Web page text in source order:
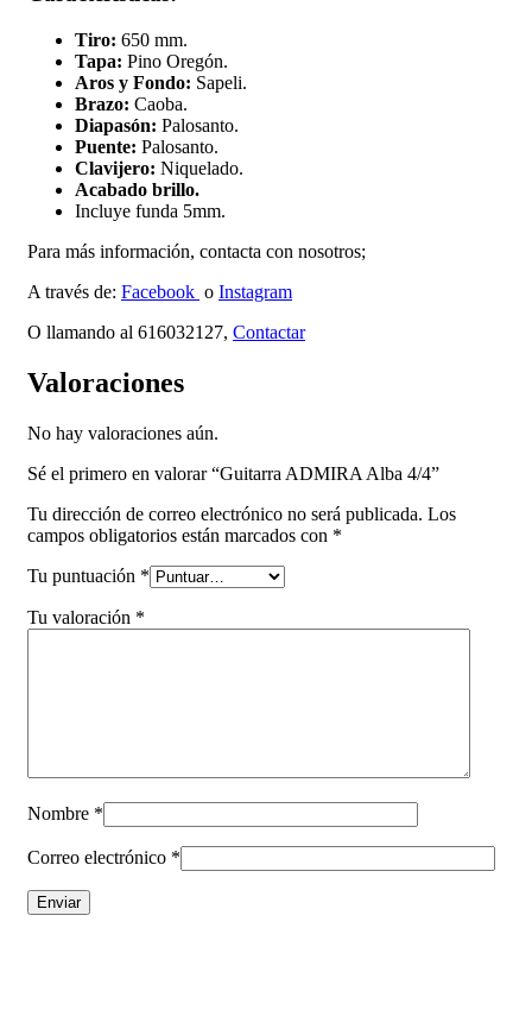
Tiro: 650 mm.
Tapa: Pino Oregón.
Aros y Fondo: Sapeli.
Brazo: Caoba.
Diapasón: Palosanto.
Puente: Palosanto.
Clavijero: Niquelado.
Acabado brillo.
Incluye funda 5mm.
Para más información, contacta con nosotros;
A través de: Facebook o Instagram
O llamando al 616032127, Contactar
Valoraciones
No hay valoraciones aún.
Sé el primero en valorar “Guitarra ADMIRA Alba 4/4”
Tu dirección de correo electrónico no será publicada. Los
campos obligatorios están marcados con *
Tu puntuación *
Tu valoración *
Nombre *
Correo electrónico *